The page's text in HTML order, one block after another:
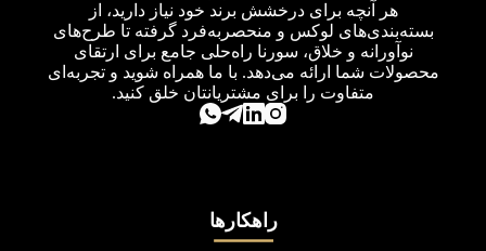
هر آنچه برای درخشش برند خود نیاز دارید، از
بسته‌بندی‌های لوکس و منحصربه‌فرد گرفته تا طرح‌های
نوآورانه و خلاق، سورنا راه‌حلی جامع برای ارتقای
محصولات شما ارائه می‌دهد. با ما همراه شوید و تجربه‌ای
متفاوت را برای مشتریانتان خلق کنید.
راهکارها